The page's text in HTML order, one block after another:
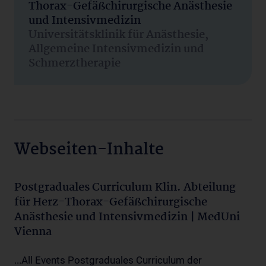
Thorax-Gefäßchirurgische Anästhesie
und Intensivmedizin
Universitätsklinik für Anästhesie,
Allgemeine Intensivmedizin und
Schmerztherapie
Webseiten-Inhalte
Postgraduales Curriculum Klin. Abteilung
für Herz-Thorax-Gefäßchirurgische
Anästhesie und Intensivmedizin | MedUni
Vienna
...All Events Postgraduales Curriculum der